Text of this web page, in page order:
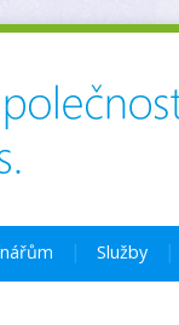
Služby